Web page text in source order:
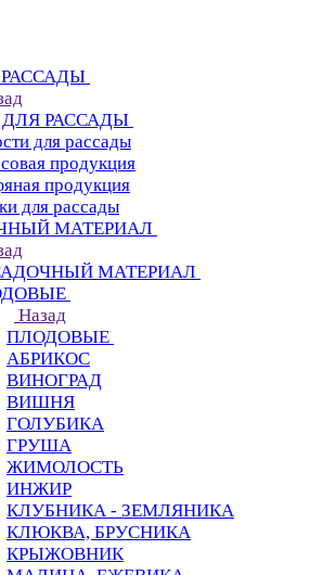
ДЛЯ РАССАДЫ
для рассады
продукция
продукция
для рассады
МАТЕРИАЛ
МАТЕРИАЛ
Назад
ПЛОДОВЫЕ
АБРИКОС
ВИНОГРАД
ВИШНЯ
ГОЛУБИКА
ГРУША
ЖИМОЛОСТЬ
ИНЖИР
КЛУБНИКА - ЗЕМЛЯНИКА
КЛЮКВА, БРУСНИКА
КРЫЖОВНИК